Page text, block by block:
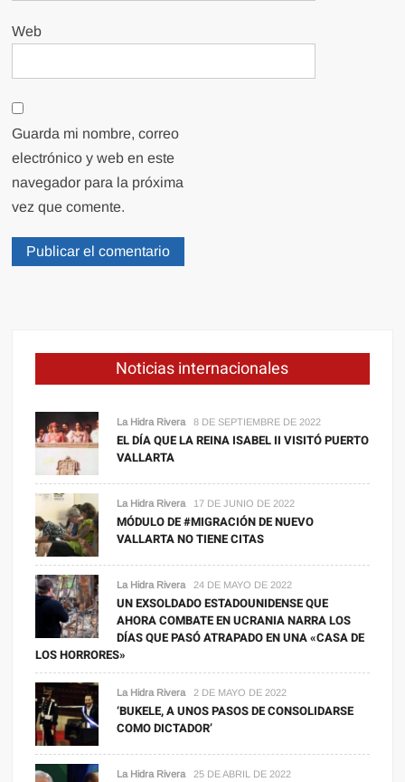
Web
Guarda mi nombre, correo
electrónico y web en este
navegador para la próxima
vez que comente.
Noticias internacionales
La Hidra Rivera 8 DE SEPTIEMBRE DE 2022
EL DÍA QUE LA REINA ISABEL II VISITÓ PUERTO
VALLARTA
La Hidra Rivera 17 DE JUNIO DE 2022
MÓDULO DE #MIGRACIÓN DE NUEVO
VALLARTA NO TIENE CITAS
La Hidra Rivera 24 DE MAYO DE 2022
UN EXSOLDADO ESTADOUNIDENSE QUE
AHORA COMBATE EN UCRANIA NARRA LOS
DÍAS QUE PASÓ ATRAPADO EN UNA «CASA DE
LOS HORRORES»
La Hidra Rivera 2 DE MAYO DE 2022
‘BUKELE, A UNOS PASOS DE CONSOLIDARSE
COMO DICTADOR’
La Hidra Rivera 25 DE ABRIL DE 2022